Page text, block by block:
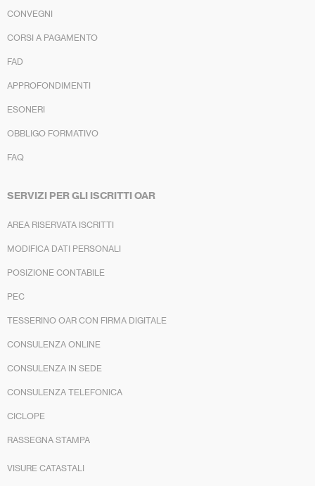
CONVEGNI
CORSI A PAGAMENTO
FAD
APPROFONDIMENTI
ESONERI
OBBLIGO FORMATIVO
FAQ
SERVIZI PER GLI ISCRITTI OAR
AREA RISERVATA ISCRITTI
MODIFICA DATI PERSONALI
POSIZIONE CONTABILE
PEC
TESSERINO OAR CON FIRMA DIGITALE
CONSULENZA ONLINE
CONSULENZA IN SEDE
CONSULENZA TELEFONICA
CICLOPE
RASSEGNA STAMPA
VISURE CATASTALI